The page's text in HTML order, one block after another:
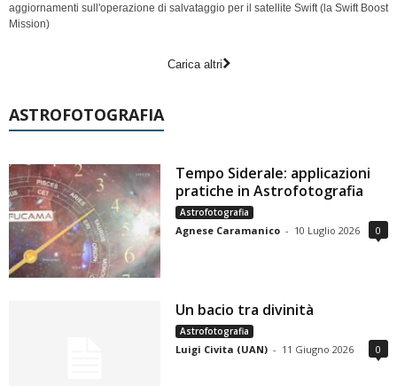
aggiornamenti sull'operazione di salvataggio per il satellite Swift (la Swift Boost
Mission)
Carica altri
ASTROFOTOGRAFIA
Tempo Siderale: applicazioni
pratiche in Astrofotografia
Astrofotografia
Agnese Caramanico - 10 Luglio 2026 0
Un bacio tra divinità
Astrofotografia
Luigi Civita (UAN) - 11 Giugno 2026 0